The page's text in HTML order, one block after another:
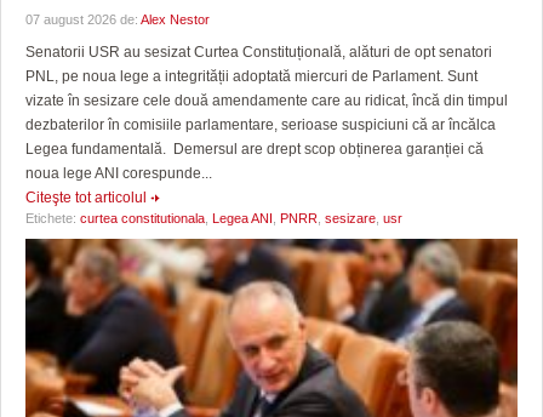
07 august 2026 de: Alex Nestor
Senatorii USR au sesizat Curtea Constituțională, alături de opt senatori
PNL, pe noua lege a integrității adoptată miercuri de Parlament. Sunt
vizate în sesizare cele două amendamente care au ridicat, încă din timpul
dezbaterilor în comisiile parlamentare, serioase suspiciuni că ar încălca
Legea fundamentală. Demersul are drept scop obținerea garanției că
noua lege ANI corespunde...
Citeşte tot articolul
Etichete: curtea constitutionala Legea ANI PNRR sesizare usr